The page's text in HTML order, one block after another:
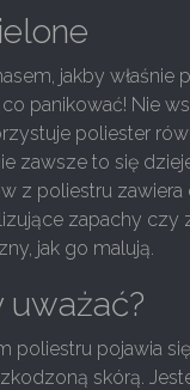
jakby właśnie
panikować! Nie
poliester
zawsze to się
z poliestru zawiera
zapachy czy
jak go malują.
uważać?
pojawia
skórą.